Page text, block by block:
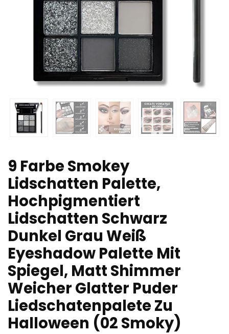
9 Farbe Smokey
Lidschatten Palette,
Hochpigmentiert
Lidschatten Schwarz
Dunkel Grau Weiß
Eyeshadow Palette Mit
Spiegel, Matt Shimmer
Weicher Glatter Puder
Liedschatenpalete Zu
Halloween (02 Smoky)